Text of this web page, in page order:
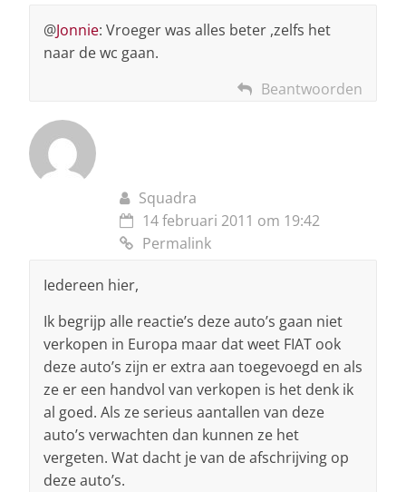
@Jonnie: Vroeger was alles beter ,zelfs het
naar de wc gaan.
Beantwoorden
Squadra
14 februari 2011 om 19:42
Permalink
Iedereen hier,
Ik begrijp alle reactie’s deze auto’s gaan niet
verkopen in Europa maar dat weet FIAT ook
deze auto’s zijn er extra aan toegevoegd en als
ze er een handvol van verkopen is het denk ik
al goed. Als ze serieus aantallen van deze
auto’s verwachten dan kunnen ze het
vergeten. Wat dacht je van de afschrijving op
deze auto’s.